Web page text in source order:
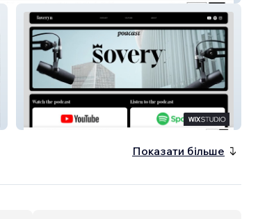
Soveryn
Показати більше